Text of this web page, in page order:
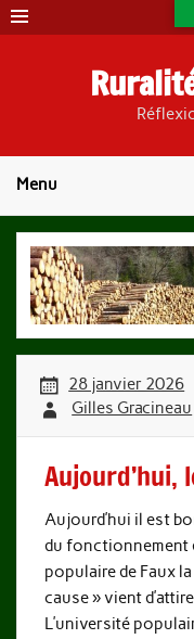
Skip
to
content
Menu
28 janvier 2026
Gilles Gracineau
Aujourd’hui,
Aujourd’hui il est
du fonctionnement
populaire de Faux
cause » vient
L’université